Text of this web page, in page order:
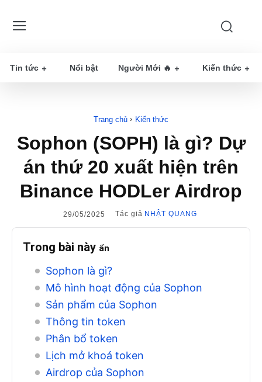
Tin tức Nổi bật Người Mới 🔥 Kiến thức
Trang chủ Kiến thức
Sophon (SOPH) là gì? Dự
án thứ 20 xuất hiện trên
Binance HODLer Airdrop
29/05/2025 Tác giả NHẬT QUANG
Trong bài này ẩn
Sophon là gì?
Mô hình hoạt động của Sophon
Sản phẩm của Sophon
Thông tin token
Phân bổ token
Lịch mở khoá token
Airdrop của Sophon